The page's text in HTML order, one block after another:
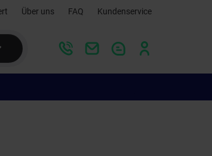
Über uns FAQ Kundenservice